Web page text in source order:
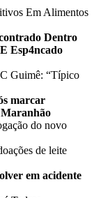
Em Alimentos
Dentro
Esp4ncado
Guimê: “Típico
marcar
do novo
de leite
em acidente